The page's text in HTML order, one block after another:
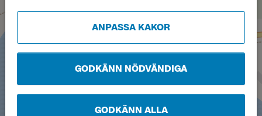
ANPASSA KAKOR
GODKÄNN NÖDVÄNDIGA
GODKÄNN ALLA